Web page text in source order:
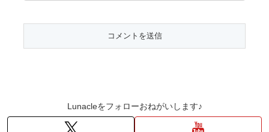
Lunacleをフォローおねがいします♪